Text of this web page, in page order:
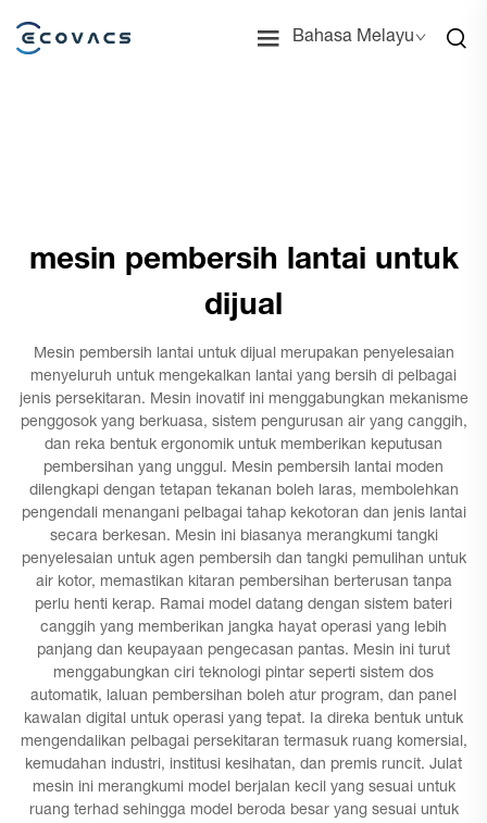
Bahasa Melayu
mesin pembersih lantai untuk
dijual
Mesin pembersih lantai untuk dijual merupakan penyelesaian
menyeluruh untuk mengekalkan lantai yang bersih di pelbagai
jenis persekitaran. Mesin inovatif ini menggabungkan mekanisme
penggosok yang berkuasa, sistem pengurusan air yang canggih,
dan reka bentuk ergonomik untuk memberikan keputusan
pembersihan yang unggul. Mesin pembersih lantai moden
dilengkapi dengan tetapan tekanan boleh laras, membolehkan
pengendali menangani pelbagai tahap kekotoran dan jenis lantai
secara berkesan. Mesin ini biasanya merangkumi tangki
penyelesaian untuk agen pembersih dan tangki pemulihan untuk
air kotor, memastikan kitaran pembersihan berterusan tanpa
perlu henti kerap. Ramai model datang dengan sistem bateri
canggih yang memberikan jangka hayat operasi yang lebih
panjang dan keupayaan pengecasan pantas. Mesin ini turut
menggabungkan ciri teknologi pintar seperti sistem dos
automatik, laluan pembersihan boleh atur program, dan panel
kawalan digital untuk operasi yang tepat. Ia direka bentuk untuk
mengendalikan pelbagai persekitaran termasuk ruang komersial,
kemudahan industri, institusi kesihatan, dan premis runcit. Julat
mesin ini merangkumi model berjalan kecil yang sesuai untuk
ruang terhad sehingga model beroda besar yang sesuai untuk